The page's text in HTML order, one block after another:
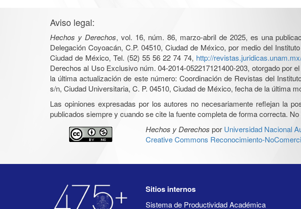
Aviso legal:
Hechos y Derechos, vol. 16, núm. 86, marzo-abril de 2025, es una
Delegación Coyoacán, C.P. 04510, Ciudad de México, por medio del
Ciudad de México, Tel. (52) 55 56 22 74 74, http://
Derechos al Uso Exclusivo núm. 04-2014-052217121400-203, otorgado por
la última actualización de este número: Coordinación de Revistas del
s/n, Ciudad Universitaria, C. P. 04510, Ciudad de México, fecha de la última
Las opiniones expresadas por los autores no necesariamente reflejan la
publicados siempre y cuando se cite la fuente completa de forma correcta.
Hechos y Derechos por Universidad Nacional
Creative Commons Reconocimiento-
Sitios internos
Sistema de Productividad Académica